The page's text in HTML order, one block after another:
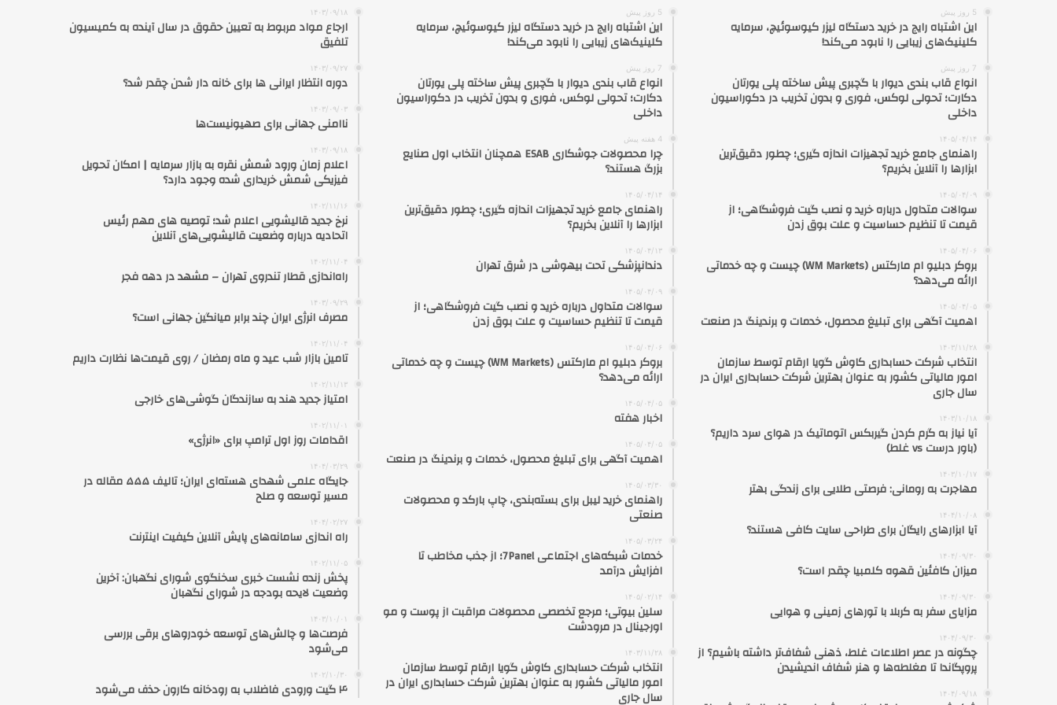
5 روز پیش
این اشتباه رایج در خرید دستگاه لیزر کیوسوئیچ، سرمایه
کلینیک‌های زیبایی را نابود می‌کند!
7 روز پیش
انواع قاب بندی دیوار با گچبری پیش ساخته پلی یورتان
دکارت؛ تحولی لوکس، فوری و بدون تخریب در دکوراسیون
داخلی
۱۴۰۵/۰۴/۱۴
راهنمای جامع خرید تجهیزات اندازه گیری؛ چطور دقیق‌ترین
ابزارها را آنلاین بخریم؟
۱۴۰۵/۰۴/۰۹
سوالات متداول درباره خرید و نصب گیت فروشگاهی؛ از
قیمت تا تنظیم حساسیت و علت بوق زدن
۱۴۰۵/۰۴/۰۶
بروکر دبلیو ام مارکتس (WM Markets) چیست و چه خدماتی
ارائه می‌دهد؟
۱۴۰۵/۰۴/۰۵
اهمیت آگهی برای تبلیغ محصول، خدمات و برندینگ در صنعت
۱۴۰۳/۱۱/۲۸
انتخاب شرکت حسابداری کاوش گویا ارقام توسط سازمان
امور مالیاتی کشور به عنوان بهترین شرکت حسابداری ایران در
سال جاری
۱۴۰۳/۱۰/۱۸
آیا نیاز به گرم کردن گیربکس اتوماتیک در هوای سرد داریم؟
(باور درست vs غلط)
۱۴۰۳/۱۰/۱۷
مهاجرت به رومانی: فرصتی طلایی برای زندگی بهتر
۱۴۰۴/۱۰/۰۸
آیا ابزارهای رایگان برای طراحی سایت کافی هستند؟
۱۴۰۴/۰۹/۳۰
میزان کافئین قهوه کلمبیا چقدر است؟
۱۴۰۴/۰۹/۳۰
مزایای سفر به کربلا با تورهای زمینی و هوایی
۱۴۰۴/۰۹/۳۰
چگونه در عصر اطلاعات غلط، ذهنی شفاف‌تر داشته باشیم؟ از
پروپگاندا تا مغلطه‌ها و هنر شفاف اندیشیدن
۱۴۰۴/۰۹/۱۸
5 روز پیش
این اشتباه رایج در خرید دستگاه لیزر کیوسوئیچ، سرمایه
کلینیک‌های زیبایی را نابود می‌کند!
7 روز پیش
انواع قاب بندی دیوار با گچبری پیش ساخته پلی یورتان
دکارت؛ تحولی لوکس، فوری و بدون تخریب در دکوراسیون
داخلی
4 هفته پیش
چرا محصولات جوشکاری ESAB همچنان انتخاب اول صنایع
بزرگ هستند؟
۱۴۰۵/۰۴/۱۴
راهنمای جامع خرید تجهیزات اندازه گیری؛ چطور دقیق‌ترین
ابزارها را آنلاین بخریم؟
۱۴۰۵/۰۴/۱۳
دندانپزشکی تحت بیهوشی در شرق تهران
۱۴۰۵/۰۴/۰۹
سوالات متداول درباره خرید و نصب گیت فروشگاهی؛ از
قیمت تا تنظیم حساسیت و علت بوق زدن
۱۴۰۵/۰۴/۰۶
بروکر دبلیو ام مارکتس (WM Markets) چیست و چه خدماتی
ارائه می‌دهد؟
۱۴۰۵/۰۴/۰۵
اخبار هفته
۱۴۰۵/۰۴/۰۵
اهمیت آگهی برای تبلیغ محصول، خدمات و برندینگ در صنعت
۱۴۰۵/۰۳/۳۰
راهنمای خرید لیبل برای بسته‌بندی، چاپ بارکد و محصولات
صنعتی
۱۴۰۵/۰۳/۲۴
خدمات شبکه‌های اجتماعی 7Panel؛ از جذب مخاطب تا
افزایش درآمد
۱۴۰۵/۰۲/۱۴
سلین بیوتی؛ مرجع تخصصی محصولات مراقبت از پوست و مو
اورجینال در مرودشت
۱۴۰۳/۱۱/۲۸
انتخاب شرکت حسابداری کاوش گویا ارقام توسط سازمان
امور مالیاتی کشور به عنوان بهترین شرکت حسابداری ایران در
سال جاری
۱۴۰۳/۰۹/۱۸
ارجاع مواد مربوط به تعیین حقوق در سال آینده به کمیسیون
تلفیق
۱۴۰۳/۰۹/۲۷
دوره انتظار ایرانی ها برای خانه‌ دار شدن چقدر شد؟
۱۴۰۳/۰۹/۰۳
ناامنی جهانی برای صهیونیست‌ها
۱۴۰۳/۰۹/۱۸
اعلام زمان ورود شمش نقره به بازار سرمایه | امکان تحویل
فیزیکی شمش خریداری شده وجود دارد؟
۱۴۰۲/۱۱/۱۶
نرخ جدید قالیشویی اعلام شد؛ توصیه های مهم رئیس
اتحادیه درباره وضعیت قالیشویی‌های آنلاین
۱۴۰۲/۱۱/۰۴
راه‌اندازی قطار تندروی تهران – مشهد در دهه فجر
۱۴۰۳/۰۹/۲۹
مصرف انرژی ایران چند برابر میانگین جهانی است؟
۱۴۰۲/۱۱/۰۴
تامین بازار شب عید و ماه رمضان / روی قیمت‌ها نظارت داریم
۱۴۰۲/۱۱/۱۳
امتیاز جدید هند به سازندگان گوشی‌های خارجی
۱۴۰۲/۱۱/۰۱
اقدامات روز اول ترامپ برای «انرژی»
۱۴۰۴/۰۳/۲۹
جایگاه علمی شهدای هسته‌ای ایران؛ تالیف ۵۵۵ مقاله در
مسیر توسعه و صلح
۱۴۰۴/۰۲/۲۷
راه اندازی سامانه‌های پایش آنلاین کیفیت اینترنت
۱۴۰۲/۱۱/۰۵
پخش زنده نشست خبری سخنگوی شورای نگهبان: آخرین
وضعیت لایحه بودجه در شورای نگهبان
۱۴۰۳/۱۰/۰۱
فرصت‌ها و چالش‌های توسعه خودروهای برقی بررسی
می‌شود
۱۴۰۲/۱۰/۳۰
۴ گیت ورودی فاضلاب به رودخانه کارون حذف می‌شود